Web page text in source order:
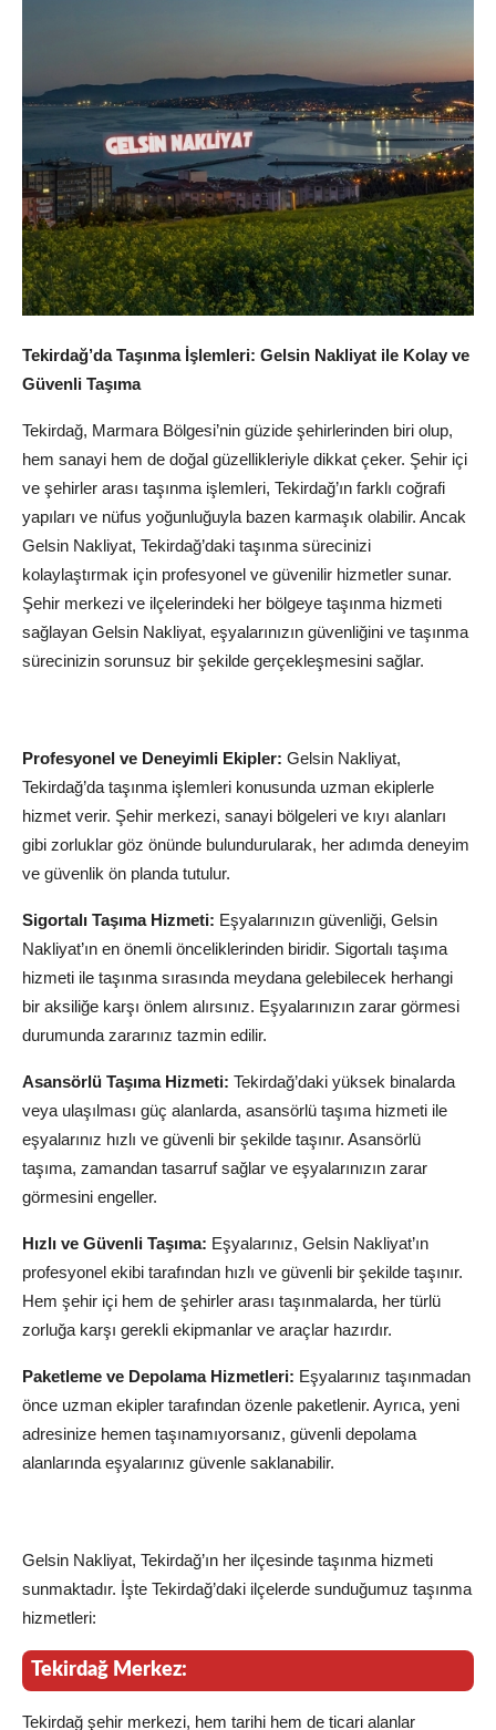
Tekirdağ’da Taşınma İşlemleri: Gelsin Nakliyat ile Kolay ve
Güvenli Taşıma
Tekirdağ, Marmara Bölgesi’nin güzide şehirlerinden biri olup,
hem sanayi hem de doğal güzellikleriyle dikkat çeker. Şehir içi
ve şehirler arası taşınma işlemleri, Tekirdağ’ın farklı coğrafi
yapıları ve nüfus yoğunluğuyla bazen karmaşık olabilir. Ancak
Gelsin Nakliyat, Tekirdağ’daki taşınma sürecinizi
kolaylaştırmak için profesyonel ve güvenilir hizmetler sunar.
Şehir merkezi ve ilçelerindeki her bölgeye taşınma hizmeti
sağlayan Gelsin Nakliyat, eşyalarınızın güvenliğini ve taşınma
sürecinizin sorunsuz bir şekilde gerçekleşmesini sağlar.
Profesyonel ve Deneyimli Ekipler: Gelsin Nakliyat,
Tekirdağ’da taşınma işlemleri konusunda uzman ekiplerle
hizmet verir. Şehir merkezi, sanayi bölgeleri ve kıyı alanları
gibi zorluklar göz önünde bulundurularak, her adımda deneyim
ve güvenlik ön planda tutulur.
Sigortalı Taşıma Hizmeti: Eşyalarınızın güvenliği, Gelsin
Nakliyat’ın en önemli önceliklerinden biridir. Sigortalı taşıma
hizmeti ile taşınma sırasında meydana gelebilecek herhangi
bir aksiliğe karşı önlem alırsınız. Eşyalarınızın zarar görmesi
durumunda zararınız tazmin edilir.
Asansörlü Taşıma Hizmeti: Tekirdağ’daki yüksek binalarda
veya ulaşılması güç alanlarda, asansörlü taşıma hizmeti ile
eşyalarınız hızlı ve güvenli bir şekilde taşınır. Asansörlü
taşıma, zamandan tasarruf sağlar ve eşyalarınızın zarar
görmesini engeller.
Hızlı ve Güvenli Taşıma: Eşyalarınız, Gelsin Nakliyat’ın
profesyonel ekibi tarafından hızlı ve güvenli bir şekilde taşınır.
Hem şehir içi hem de şehirler arası taşınmalarda, her türlü
zorluğa karşı gerekli ekipmanlar ve araçlar hazırdır.
Paketleme ve Depolama Hizmetleri: Eşyalarınız taşınmadan
önce uzman ekipler tarafından özenle paketlenir. Ayrıca, yeni
adresinize hemen taşınamıyorsanız, güvenli depolama
alanlarında eşyalarınız güvenle saklanabilir.
Gelsin Nakliyat, Tekirdağ’ın her ilçesinde taşınma hizmeti
sunmaktadır. İşte Tekirdağ’daki ilçelerde sunduğumuz taşınma
hizmetleri:
Tekirdağ Merkez:
Tekirdağ şehir merkezi, hem tarihi hem de ticari alanlar